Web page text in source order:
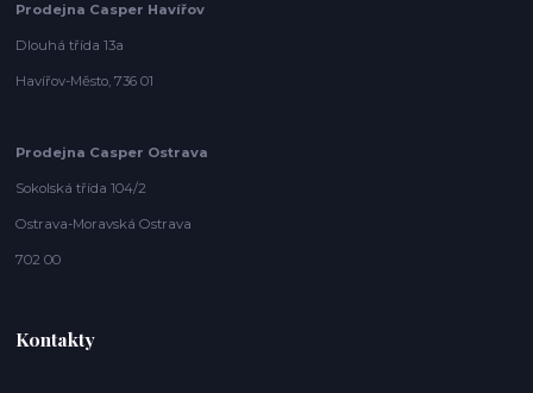
Prodejna Casper Havířov
Dlouhá třída 13a
Havířov-Město, 736 01
Prodejna Casper Ostrava
Sokolská třída 104/2
Ostrava-Moravská Ostrava
702 00
Kontakty